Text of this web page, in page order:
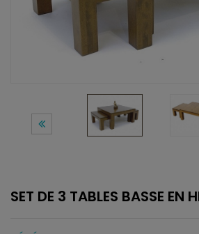
SET DE 3 TABLES BASSE EN